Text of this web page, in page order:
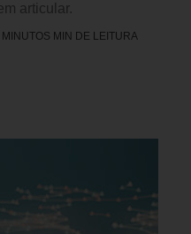
articular.
MINUTOS MIN DE LEITURA